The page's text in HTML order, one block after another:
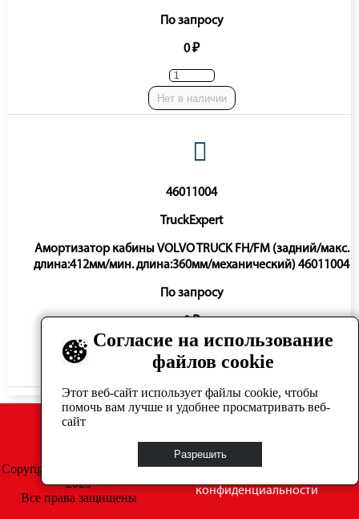
По запросу
0 ₽
Нет в наличии
46011004
TruckExpert
Амортизатор кабины VOLVO TRUCK FH/FM (задний/макс.
длина:412мм/мин. длина:360мм/механический) 46011004
По запросу
0 ₽
Нет в наличии
Согласие на использование
файлов cookie
Этот веб-сайт использует файлы cookie, чтобы
помочь вам лучше и удобнее просматривать веб-
сайт
Разрешить
Copyright © GrosAuto 2019 -
2025
Все права защищены
конфиденциальности